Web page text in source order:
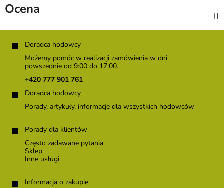
Ocena
Doradca hodowcy
Możemy pomóc w realizacji zamówienia w dni
powszednie od 9:00 do 17:00.
+420 777 901 761
Doradca hodowcy
Porady, artykuły, informacje dla wszystkich hodowców
Porady dla klientów
Często zadawane pytania
Sklep
Inne usługi
Informacja o zakupie